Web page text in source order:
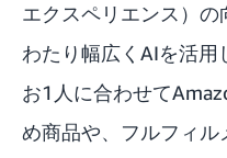
エクスペリエンス）
わたり幅広くAIを活用
お1人に合わせて
め商品や、フルフィ